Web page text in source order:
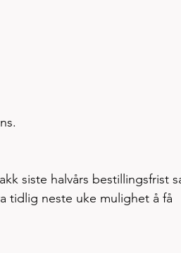
siste halvårs bestillingsfrist
tidlig neste uke mulighet å få